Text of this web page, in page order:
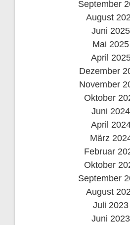
September
August
Juni 2025
Mai 2025
April
Dezember
November
Oktober
Juni 2024
April
März
Februar
Oktober
September
August
Juli 2023
Juni 2023